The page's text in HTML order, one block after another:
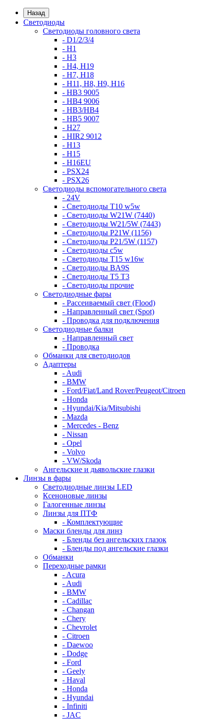
Назад
Светодиоды
Светодиоды головного света
- D1/2/3/4
- H1
- H3
- H4, H19
- H7, H18
- H11, H8, H9, H16
- HB3 9005
- HB4 9006
- HB3/HB4
- HB5 9007
- H27
- HIR2 9012
- H13
- H15
- H16EU
- PSX24
- PSX26
Светодиоды вспомогательного света
- 24V
- Светодиоды T10 w5w
- Светодиоды W21W (7440)
- Светодиоды W21/5W (7443)
- Светодиоды P21W (1156)
- Светодиоды P21/5W (1157)
- Светодиоды c5w
- Светодиоды T15 w16w
- Светодиоды BA9S
- Светодиоды T5 T3
- Светодиоды прочие
Светодиодные фары
- Рассеиваемый свет (Flood)
- Направленный свет (Spot)
- Проводка для подключения
Светодиодные балки
- Направленный свет
- Проводка
Обманки для светодиодов
Адаптеры
- Audi
- BMW
- Ford/Fiat/Land Rover/Peugeot/Citroen
- Honda
- Hyundai/Kia/Mitsubishi
- Mazda
- Mercedes - Benz
- Nissan
- Opel
- Volvo
- VW/Skoda
Ангельские и дьявольские глазки
Линзы в фары
Светодиодные линзы LED
Ксеноновые линзы
Галогенные линзы
Линзы для ПТФ
- Комплектующие
Маски бленды для линз
- Бленды без ангельских глазок
- Бленды под ангельские глазки
Обманки
Переходные рамки
- Acura
- Audi
- BMW
- Cadillac
- Changan
- Chery
- Chevrolet
- Citroen
- Daewoo
- Dodge
- Ford
- Geely
- Haval
- Honda
- Hyundai
- Infiniti
- JAC